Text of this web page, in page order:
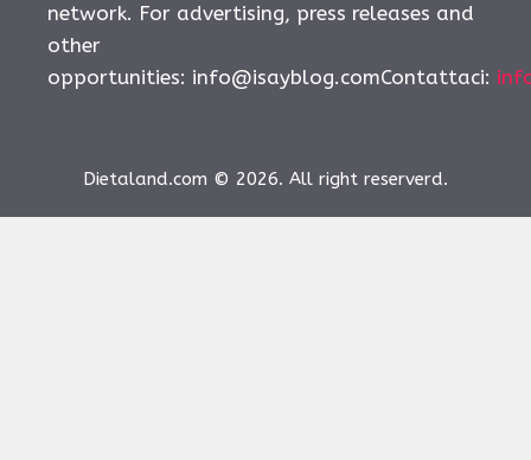
network. For advertising, press releases and
other
opportunities: info@isayblog.comContattaci:
Dietaland.com © 2026. All right reserverd.